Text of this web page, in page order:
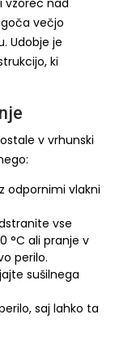
vzorec nad
večjo
Udobje je
ki
v vrhunski
odpornimi vlakni
vse
°C ali pranje v
perilo.
sušilnega
saj lahko ta